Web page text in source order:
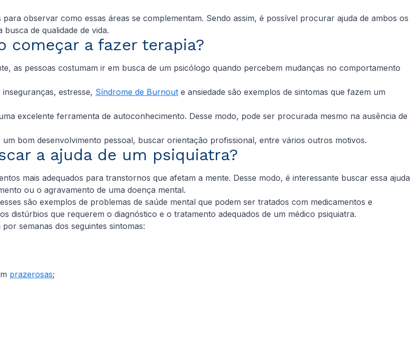
observar como essas áreas se complementam. Sendo assim, é possível procurar ajuda de ambos os
de qualidade de vida.
começar a fazer terapia?
as pessoas costumam ir em busca de um psicólogo quando percebem mudanças no comportamento
estresse, Síndrome de Burnout e ansiedade são exemplos de sintomas que fazem um
excelente ferramenta de autoconhecimento. Desse modo, pode ser procurada mesmo na ausência de
bom desenvolvimento pessoal, buscar orientação profissional, entre vários outros motivos.
a ajuda de um psiquiatra?
mais adequados para transtornos que afetam a mente. Desse modo, é interessante buscar essa ajuda
ou o agravamento de uma doença mental.
são exemplos de problemas de saúde mental que podem ser tratados com medicamentos e
distúrbios que requerem o diagnóstico e o tratamento adequados de um médico psiquiatra.
semanas dos seguintes sintomas:
prazerosas;